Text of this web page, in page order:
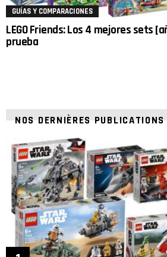
GUÍAS Y COMPARACIONES
LEGO Friends: Los 4 mejores sets
prueba
NOS DERNIÈRES PUBLICATIONS